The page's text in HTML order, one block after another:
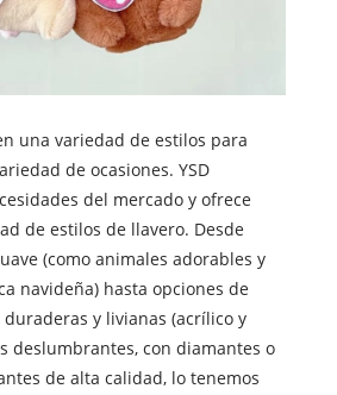
una variedad de estilos para
de ocasiones. YSD
del mercado y ofrece
de estilos de llavero. Desde
(como animales adorables y
navideña) hasta opciones de
y livianas (acrílico y
deslumbrantes, con diamantes o
de alta calidad, lo tenemos